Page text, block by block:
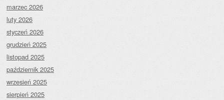
marzec 2026
luty 2026
styczeń 2026
grudzień 2025
listopad 2025
październik 2025
wrzesień 2025
sierpień 2025